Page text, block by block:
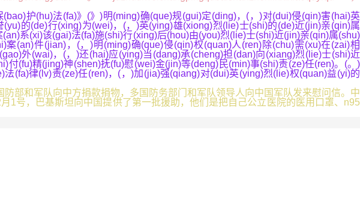
护(hu)法(fa)》(》)明(ming)确(que)规(gui)定(ding)，(，)对(dui)侵(qin)害(hai)英
的(de)行(xing)为(wei)，(，)英(ying)雄(xiong)烈(lie)士(shi)的(de)近(jin)亲(qin)属
系(xi)该(gai)法(fa)施(shi)行(xing)后(hou)由(you)烈(lie)士(shi)近(jin)亲(qin)属(shu)
(an)件(jian)，(，)明(ming)确(que)侵(qin)权(quan)人(ren)除(chu)需(xu)在(zai)相
外(wai)，(，)还(hai)应(ying)当(dang)承(cheng)担(dan)向(xiang)烈(lie)士(shi)近
(fu)精(jing)神(shen)抚(fu)慰(wei)金(jin)等(deng)民(min)事(shi)责(ze)任(ren)。(。)
(fa)律(lv)责(ze)任(ren)，(，)加(jia)强(qiang)对(dui)英(ying)烈(lie)权(quan)益(yi)的
和军队向中方捐款捐物，多国防务部门和军队领导人向中国军队发来慰问信。中
1号，巴基斯坦向中国提供了第一批援助，他们是把自己公立医院的医用口罩、n95